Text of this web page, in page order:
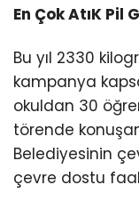
En Çok AtıK Pil
Bu yıl 2330
kampanya
okuldan 30
törende
Belediyesinin
çevre dostu